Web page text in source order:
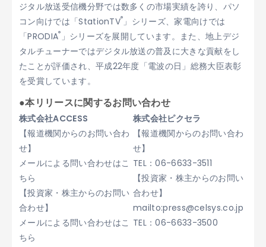
ジタル放送受信機分野では数多くの市場実績を誇り、パソ
コン向けでは「StationTV®」シリーズ、家電向けでは
「PRODIA® 」シリーズを展開しています。また、地上デジ
タルチューナーではデジタル放送の普及に大きな貢献をし
たことが評価され、平成22年度「電波の日」総務大臣表彰
を受賞しています。
●本リリースに関するお問い合わせ
株式会社ACCESS
株式会社ピクセラ
【報道機関からのお問い合わ
せ】
メールによる問い合わせはこ
ちら
【投資家・株主からのお問い
合わせ】
メールによる問い合わせはこ
ちら
【報道機関からのお問い合わ
せ】
TEL：06-6633-3511
【投資家・株主からのお問い
合わせ】
mailto:press@celsys.co.jp
TEL：06-6633-3500